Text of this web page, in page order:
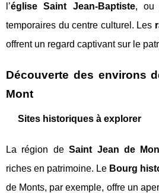
l’église Saint Jean-Baptiste, ou
temporaires du centre culturel. Les
offrent un regard captivant sur le
Découverte des environs
Mont
Sites historiques à explorer
La région deSaint Jean de
riches en patrimoine. Le Bourg
de Monts, par exemple, offre un